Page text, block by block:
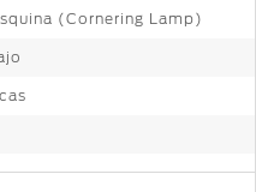
(Cornering Lamp)